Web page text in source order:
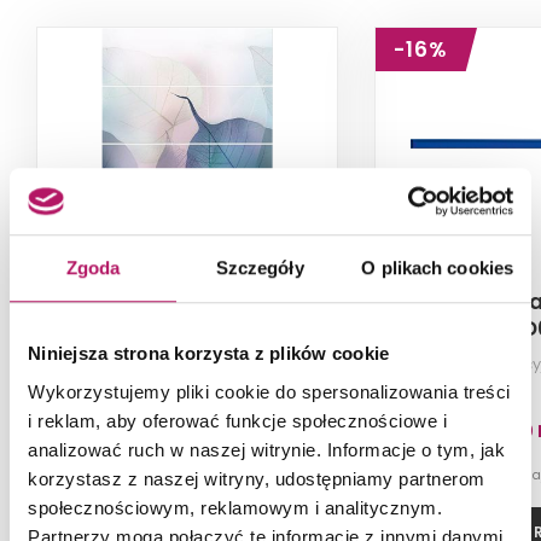
Zgoda Szczegóły O plikach cookies
Niniejsza strona korzysta z plików cookie
Wykorzystujemy pliki cookie do spersonalizowania treści
i reklam, aby oferować funkcje społecznościowe i
analizować ruch w naszej witrynie. Informacje o tym, jak
korzystasz z naszej witryny, udostępniamy partnerom
społecznościowym, reklamowym i analitycznym.
Partnerzy mogą połączyć te informacje z innymi danymi
Opoczno Vivid Colors
Dekoracja ścienna, 75x100 cm
ZOBACZ PRODUKT
-16%
Opoczno
Border
Listwa
47,60
-16% od 56,40 PLN
ZOBACZ